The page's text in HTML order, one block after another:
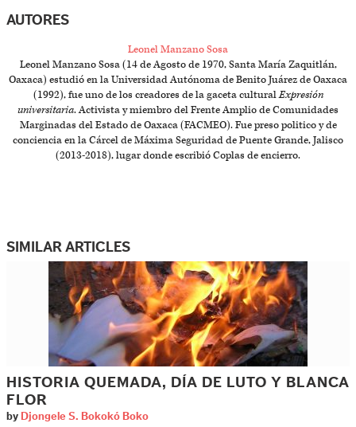
AUTORES
Leonel Manzano Sosa
Leonel Manzano Sosa (14 de Agosto de 1970, Santa María Zaquitlán,
Oaxaca) estudió en la Universidad Autónoma de Benito Juárez de Oaxaca
(1992), fue uno de los creadores de la gaceta culturalExpresión
universitaria. Activista y miembro del Frente Amplio de Comunidades
Marginadas del Estado de Oaxaca (FACMEO). Fue preso politico y de
conciencia en la Cárcel de Máxima Seguridad de Puente Grande, Jalisco
(2013-2018), lugar donde escribió Coplas de encierro.
SIMILAR ARTICLES
HISTORIA QUEMADA, DÍA DE LUTO Y BLANCA
FLOR
by Djongele S. Bokokó Boko